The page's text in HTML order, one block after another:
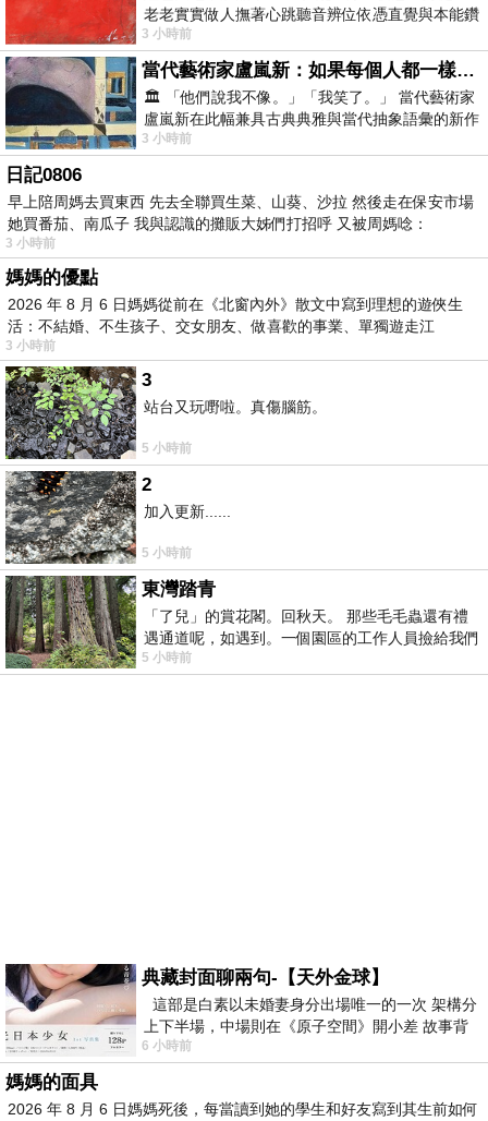
老老實實做人撫著心跳聽音辨位依憑直覺與本能鑽
向裂隙的亮處探索另一個心聲另一個共鳴的
3 小時前
當代藝術家盧嵐新：如果每個人都一樣，這世界該有多無聊？
🏛️ 「他們說我不像。」「我笑了。」 當代藝術家
盧嵐新在此幅兼具古典典雅與當代抽象語彙的新作
中，以沈靜的藍色空間為背景，描繪了
3 小時前
日記0806
早上陪周媽去買東西 先去全聯買生菜、山葵、沙拉 然後走在保安市場
她買番茄、南瓜子 我與認識的攤販大姊們打招呼 又被周媽唸：
3 小時前
媽媽的優點
2026 年 8 月 6 日媽媽從前在《北窗內外》散文中寫到理想的遊俠生
活：不結婚、不生孩子、交女朋友、做喜歡的事業、單獨遊走江
湖⋯⋯，
3 小時前
3
站台又玩嘢啦。真傷腦筋。
5 小時前
2
加入更新......
5 小時前
東灣踏青
「了兒」的賞花閣。回秋天。 那些毛毛蟲還有禮
遇通道呢，如遇到。一個園區的工作人員撿給我們
細賞。
5 小時前
典藏封面聊兩句-【天外金球】
這部是白素以未婚妻身分出場唯一的一次 架構分
上下半場，中場則在《原子空間》開小差 故事背
景影射西藏境外流亡 地下組織
6 小時前
媽媽的面具
2026 年 8 月 6 日媽媽死後，每當讀到她的學生和好友寫到其生前如何